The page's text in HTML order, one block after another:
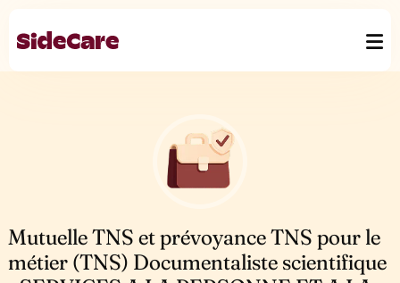
Mutuelle TNS et prévoyance TNS pour le
métier (TNS) Documentaliste scientifique